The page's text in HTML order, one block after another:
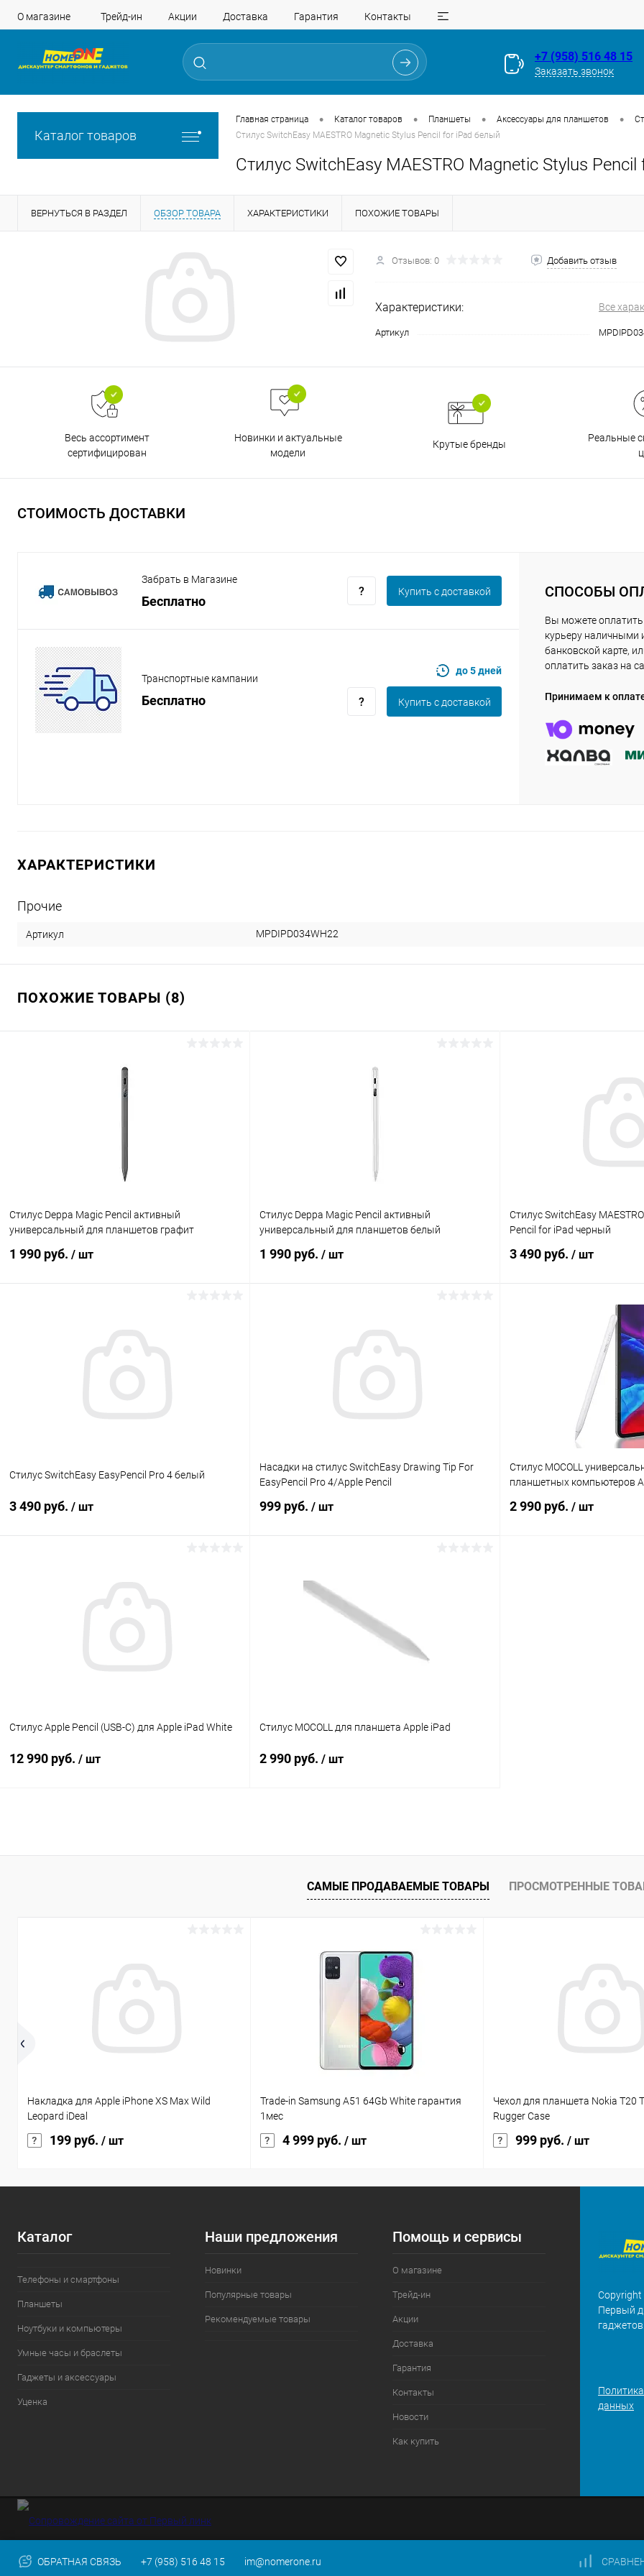
О магазине Трейд-ин Акции Доставка Гарантия Контакты
+7 (958) 516 48 15
Заказать звонок
Каталог товаров
Главная страница • Каталог товаров • Планшеты • Аксессуары для планшетов •
Стилус SwitchEasy MAESTRO Magnetic Stylus Pencil for iPad белый
Стилус SwitchEasy MAESTRO Magnetic Stylus
ВЕРНУТЬСЯ В РАЗДЕЛ ОБЗОР ТОВАРА ХАРАКТЕРИСТИКИ ПОХОЖИЕ ТОВАРЫ
Отзывов: 0 Добавить отзыв
Характеристики: Все
Артикул
Весь ассортимент
сертифицирован
Новинки и актуальные
модели
Крутые бренды
Реальные
СТОИМОСТЬ ДОСТАВКИ
Забрать в Магазине
Бесплатно
Купить c доставкой
Транспортные кампании
Бесплатно
до 5 дней
Купить c доставкой
СПОСОБЫ
Вы можете оплатить
курьеру наличными
банковской карте,
оплатить заказ на
Принимаем к
ХАРАКТЕРИСТИКИ
Прочие
Артикул MPDIPD034WH22
ПОХОЖИЕ ТОВАРЫ (8)
Стилус Deppa Magic Pencil активный
универсальный для планшетов графит
1 990 руб. / шт
Стилус Deppa Magic Pencil активный
универсальный для планшетов белый
1 990 руб. / шт
Стилус SwitchEasy
Pencil for iPad черный
3 490 руб. / шт
В
Стилус SwitchEasy EasyPencil Pro 4 белый
3 490 руб. / шт
Насадки на стилус SwitchEasy Drawing Tip For
EasyPencil Pro 4/Apple Pencil
999 руб. / шт
Стилус MOCOLL
планшетных компьютеров
2 990 руб. / шт
Стилус Apple Pencil (USB-C) для Apple iPad White
12 990 руб. / шт
К сравнению
Стилус MOCOLL для планшета Apple iPad
2 990 руб. / шт
К сравнению
В избранное В наличии
Разбейте
на частибез переплат
График платежей
25
25 % картой любого банка
выбранный способом
Оставшиеся
списываться
с вашей картыпо25%каждые 2 недели
САМЫЕ ПРОДАВАЕМЫЕ ТОВАРЫ ПРОСМОТРЕННЫЕ
Накладка для Apple iPhone XS Max Wild
Leopard iDeal
199 руб. / шт
Trade-in Samsung A51 64Gb White гарантия
1мес
4 999 руб. / шт
Чехол для планшета Nokia T20
Rugger Case
999 руб. / шт
Каталог
Телефоны и смартфоны
Планшеты
Ноутбуки и компьютеры
Умные часы и браслеты
Гаджеты и аксессуары
Уценка
Наши предложения
Новинки
Популярные товары
Рекомендуемые товары
Помощь и сервисы
О магазине
Трейд-ин
Акции
Доставка
Гарантия
Контакты
Новости
Как купить
Copyright
Первый
данных
ОБРАТНАЯ СВЯЗЬ +7 (958) 516 48 15 im@nomerone.ru